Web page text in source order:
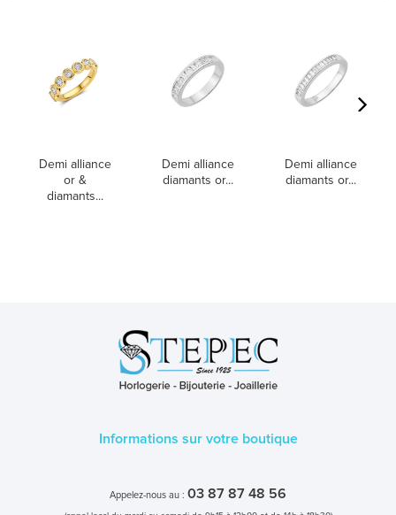
Demi alliance
or &
diamants...
Demi alliance
diamants or...
Demi alliance
diamants or...
Informations sur votre boutique
Appelez-nous au : 03 87 87 48 56